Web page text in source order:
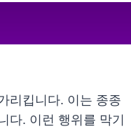
리킵니다. 이는 종종
다. 이런 행위를 막기